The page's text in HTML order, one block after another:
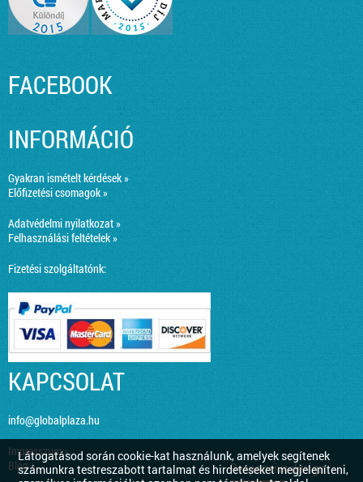
Látogatásod során cookie-kat használunk, amelyek segítenek
számunkra testreszabott tartalmat és hirdetéseket megjeleníteni,
FACEBOOK
INFORMÁCIÓ
Gyakran ismételt kérdések »
Előfizetési csomagok »
Adatvédelmi nyilatkozat »
Felhasználási feltételek »
Fizetési szolgáltatónk:
KAPCSOLAT
info@globalplaza.hu
Impresszum »
Blog »
Responsive design